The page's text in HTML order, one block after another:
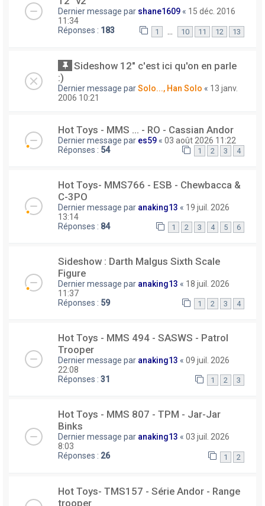
Dernier message par shane1609 « 15 déc. 2016
11:34
Réponses : 183 1 10 11 12 13
Sideshow 12" c'est ici qu'on en parle
:)
Dernier message parSolo..., Han Solo « 13 janv.
2006 10:21
Hot Toys - MMS ... - RO - Cassian Andor
Dernier message par es59 « 03 août 2026 11:22
Réponses : 54 1 2 3 4
Hot Toys- MMS766 - ESB - Chewbacca &
C-3PO
Dernier message par anaking13 « 19 juil. 2026
13:14
Réponses : 84 1 2 3 4 5 6
Sideshow : Darth Malgus Sixth Scale
Figure
Dernier message par anaking13 « 18 juil. 2026
11:37
Réponses : 59 1 2 3 4
Hot Toys - MMS 494 - SASWS - Patrol
Trooper
Dernier message par anaking13 « 09 juil. 2026
22:08
Réponses : 31 1 2 3
Hot Toys - MMS 807 - TPM - Jar-Jar
Binks
Dernier message par anaking13 « 03 juil. 2026
8:03
Réponses : 26 1 2
Hot Toys- TMS157 - Série Andor - Range
trooper